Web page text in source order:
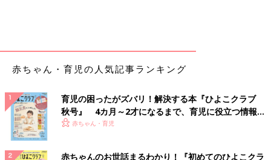
赤ちゃん・育児の人気記事ランキング
育児の困ったがズバリ！解決する本『ひよこクラブ
秋号』 4カ月～2才になるまで、育児に役立つ情報が
いっぱい！
赤ちゃん・育児
赤ちゃんのお世話まるわかり！『初めてのひよこクラ